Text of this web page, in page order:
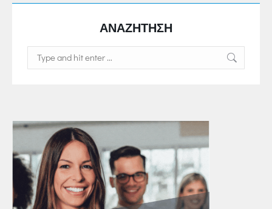
ΑΝΑΖΗΤΗΣΗ
Search: